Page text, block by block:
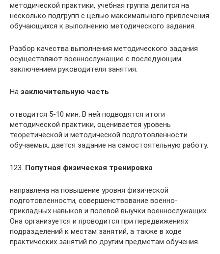
методической практики, учебная группа делится на
несколько подгрупп с целью максимального привлечения
обучающихся к выполнению методического задания.
Разбор качества выполнения методического задания
осуществляют военнослужащие с последующим
заключением руководителя занятия.
На заключительную часть
отводится 5-10 мин. В ней подводятся итоги
методической практики, оценивается уровень
теоретической и методической подготовленности
обучаемых, дается задание на самостоятельную работу.
123. Попутная физическая тренировка
направлена на повышение уровня физической
подготовленности, совершенствование военно-
прикладных навыков и полевой выучки военнослужащих.
Она организуется и проводится при передвижениях
подразделений к местам занятий, а также в ходе
практических занятий по другим предметам обучения.